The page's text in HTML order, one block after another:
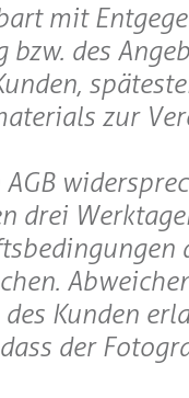
mit
des
zur
AGB
drei
Kunden
der